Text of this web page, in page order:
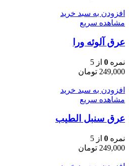
افزودن به سبد خرید
مشاهده سریع
عرق آلوئه ورا
نمره 0 از 5
249,000 تومان
افزودن به سبد خرید
مشاهده سریع
عرق سنبل الطیب
نمره 0 از 5
249,000 تومان